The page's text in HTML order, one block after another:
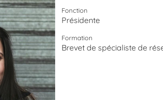
Fonction
Présidente
Formation
Brevet de spécialiste de